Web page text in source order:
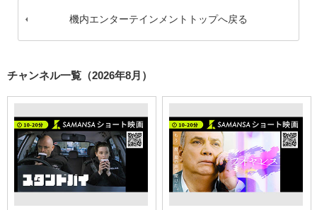
機内エンターテインメントトップへ戻る
チャンネル一覧（2026年8月）